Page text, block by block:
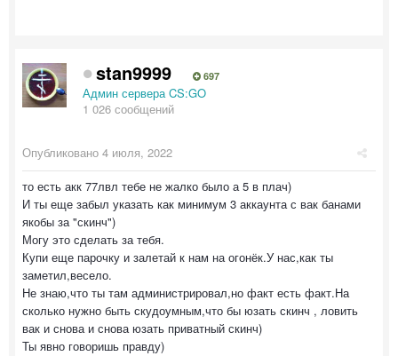
stan9999 697
Админ сервера CS:GO
1 026 сообщений
Опубликовано 4 июля, 2022
то есть акк 77лвл тебе не жалко было а 5 в плач)
И ты еще забыл указать как минимум 3 аккаунта с вак банами
якобы за "скинч")
Могу это сделать за тебя.
Купи еще парочку и залетай к нам на огонёк.У нас,как ты
заметил,весело.
Не знаю,что ты там администрировал,но факт есть факт.На
сколько нужно быть скудоумным,что бы юзать скинч , ловить
вак и снова и снова юзать приватный скинч)
Ты явно говоришь правду)